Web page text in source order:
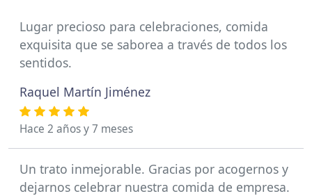
Lugar precioso para celebraciones, comida
exquisita que se saborea a través de todos los
sentidos.
Raquel Martín Jiménez
Hace 2 años y 7 meses
Un trato inmejorable. Gracias por acogernos y
dejarnos celebrar nuestra comida de empresa.